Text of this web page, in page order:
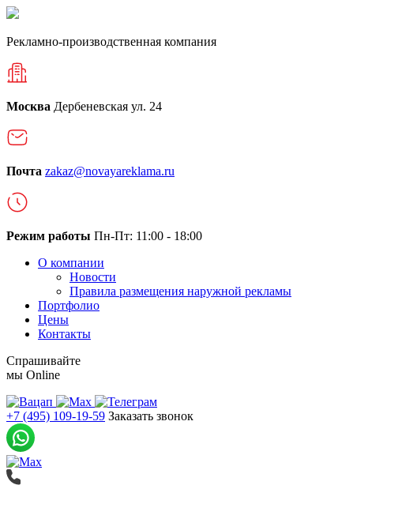
Рекламно-производственная компания
Москва Дербеневская ул. 24
Почта zakaz@novayareklama.ru
Режим работы Пн-Пт: 11:00 - 18:00
О компании
Новости
Правила размещения наружной рекламы
Портфолио
Цены
Контакты
Спрашивайте
мы Online
+7 (495) 109-19-59 Заказать звонок